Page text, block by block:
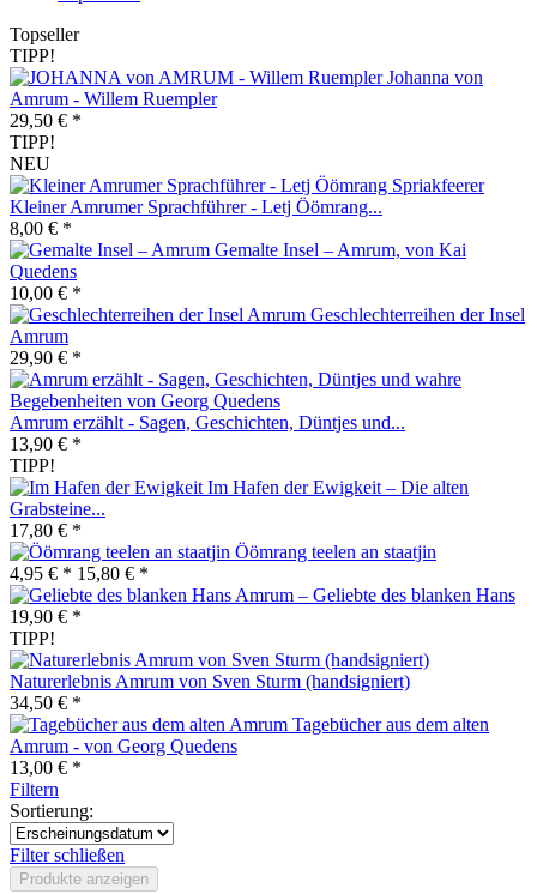
Topseller
TIPP!
Johanna von
Amrum - Willem Ruempler
29,50 € *
TIPP!
NEU
Kleiner Amrumer Sprachführer - Letj Öömrang...
8,00 € *
Gemalte Insel – Amrum, von Kai
Quedens
10,00 € *
Geschlechterreihen der Insel
Amrum
29,90 € *
Amrum erzählt - Sagen, Geschichten, Düntjes und...
13,90 € *
TIPP!
Im Hafen der Ewigkeit – Die alten
Grabsteine...
17,80 € *
Öömrang teelen an staatjin
4,95 € * 15,80 € *
Amrum – Geliebte des blanken Hans
19,90 € *
TIPP!
Naturerlebnis Amrum von Sven Sturm (handsigniert)
34,50 € *
Tagebücher aus dem alten
Amrum - von Georg Quedens
13,00 € *
Filtern
Sortierung:
Filter schließen
Produkte anzeigen